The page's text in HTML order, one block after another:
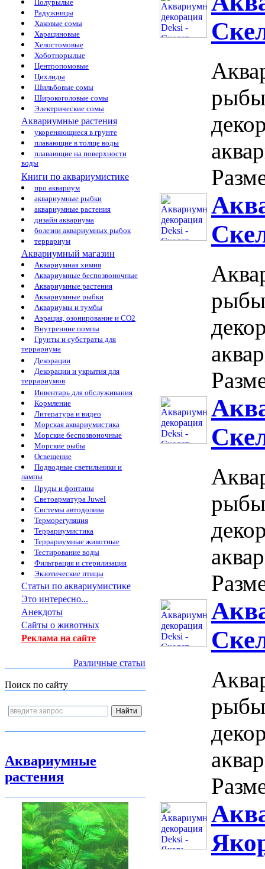
Полурылые
Радужницы
Хаковые сомы
Харациновые
Хелостомовые
Хоботнорылые
Центропомовые
Цихлиды
Шильбовые сомы
Широкоголовые сомы
Электрические сомы
Аквариумные растения
укореняющиеся в грунте
плавающие в толще воды
плавающие на поверхности
воды
Книги по аквариумистике
про аквариум
аквариумные рыбки
аквариумные растения
дизайн аквариума
болезни аквариумных рыбок
террариум
Аквариумный магазин
Аквариумная химия
Аквариумные беспозвоночные
Аквариумные растения
Аквариумные рыбки
Аквариумы и тумбы
Аэрация, озонирование и CO2
Внутренние помпы
Грунты и субстраты для
террариума
Декорации
Декорации и укрытия для
террариумов
Инвентарь для обслуживания
Кормление
Литература и видео
Морская аквариумистика
Морские беспозвоночные
Морские рыбы
Освещение
Подводные светильники и
лампы
Пруды и фонтаны
Светоарматура Juwel
Системы автодолива
Терморегуляция
Террариумистика
Террариумные животные
Тестирование воды
Фильтрация и стерилизация
Экзотические птицы
Статьи по аквариумистике
Это интересно...
Анекдоты
Сайты о животных
Реклама на сайте
Различные статьи
Поиск по сайту
Аквариумные
растения
рыбы
рыбы
рыбы
рыбы